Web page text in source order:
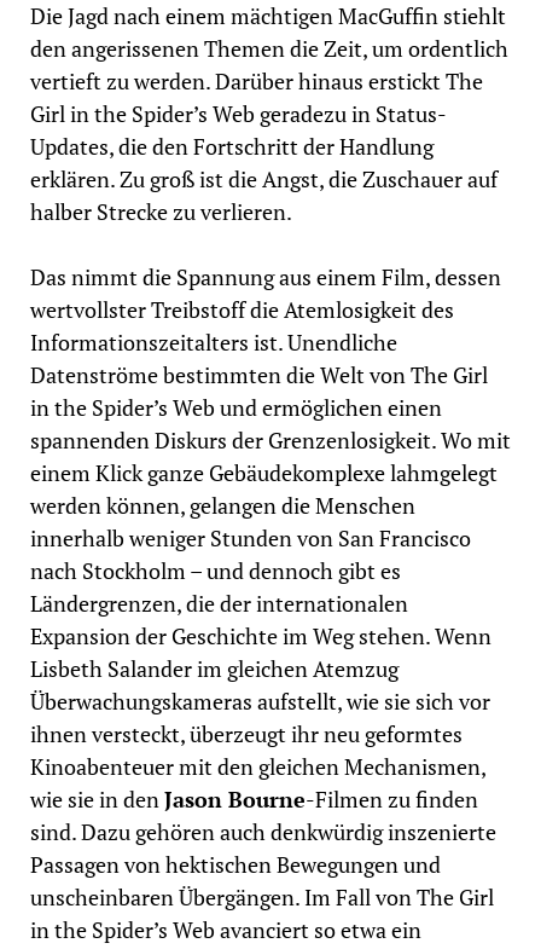
Die Jagd nach einem mächtigen MacGuffin stiehlt
den angerissenen Themen die Zeit, um ordentlich
vertieft zu werden. Darüber hinaus erstickt The
Girl in the Spider’s Web geradezu in Status-
Updates, die den Fortschritt der Handlung
erklären. Zu groß ist die Angst, die Zuschauer auf
halber Strecke zu verlieren.
Das nimmt die Spannung aus einem Film, dessen
wertvollster Treibstoff die Atemlosigkeit des
Informationszeitalters ist. Unendliche
Datenströme bestimmten die Welt von The Girl
in the Spider’s Web und ermöglichen einen
spannenden Diskurs der Grenzenlosigkeit. Wo mit
einem Klick ganze Gebäudekomplexe lahmgelegt
werden können, gelangen die Menschen
innerhalb weniger Stunden von San Francisco
nach Stockholm – und dennoch gibt es
Ländergrenzen, die der internationalen
Expansion der Geschichte im Weg stehen. Wenn
Lisbeth Salander im gleichen Atemzug
Überwachungskameras aufstellt, wie sie sich vor
ihnen versteckt, überzeugt ihr neu geformtes
Kinoabenteuer mit den gleichen Mechanismen,
wie sie in denJason Bourne-Filmen zu finden
sind. Dazu gehören auch denkwürdig inszenierte
Passagen von hektischen Bewegungen und
unscheinbaren Übergängen. Im Fall von The Girl
in the Spider’s Web avanciert so etwa ein